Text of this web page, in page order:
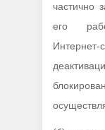
частично
его
Интернет-